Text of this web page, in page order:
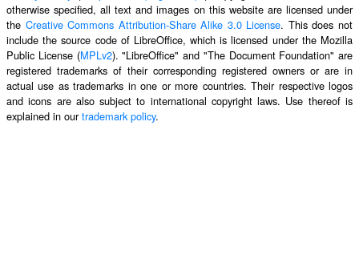
otherwise specified, all text and images on this website are licensed under
the Creative Commons Attribution-Share Alike 3.0 License. This does not
include the source code of LibreOffice, which is licensed under the Mozilla
Public License (MPLv2). "LibreOffice" and "The Document Foundation" are
registered trademarks of their corresponding registered owners or are in
actual use as trademarks in one or more countries. Their respective logos
and icons are also subject to international copyright laws. Use thereof is
explained in ourtrademark policy.